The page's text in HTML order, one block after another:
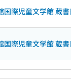
国際児童文学館 蔵
国際児童文学館 蔵